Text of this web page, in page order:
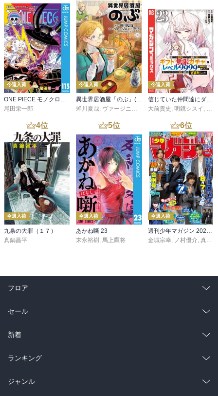
今週入荷
ONE PIECE モノクロ版 115
尾田栄一郎
今週入荷
異世界居酒屋「のぶ」(22)
蝉川夏哉, ヴァージニア二等兵 ,転
今週入荷
信じていた仲間達にダンジョン奥地で殺されかけたがギフト『無限ガチャ』でレベル９９９９の仲間達を手に入れて元パーティーメンバーと世界に復讐＆『ざまぁ！』します！（２３）
大前貴史 , 明鏡シスイ , ｔ
4位
今週入荷
九条の大罪（１７）
真鍋昌平
5位
今週入荷
あかね噺 23
末永裕樹 馬上鷹将
6位
今週入荷
金城宗幸
ノ村優介 真島ヒロ
フロア
総合
ラノベ
雑誌・グラビア
BL・TL
セール
総合
ラノベ
雑誌・グラビア
新着
総合
ラノベ
ランキング
総合
ジャンル